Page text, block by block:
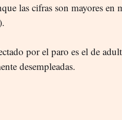
las cifras son mayores en
por el paro es el de
desempleadas.